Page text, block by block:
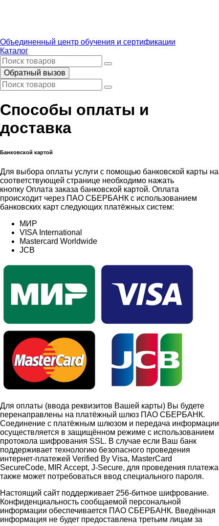
Объединенный центр обучения и сертификации
Каталог
Обратный вызов
Способы оплаты и
доставка
Банковской картой
Для выбора оплаты услуги с помощью банковской карты на
соответствующей странице необходимо нажать
кнопку Оплата заказа банковской картой. Оплата
происходит через ПАО СБЕРБАНК с использованием
банковских карт следующих платёжных систем:
МИР
VISA International
Mastercard Worldwide
JCB
Для оплаты (ввода реквизитов Вашей карты) Вы будете
перенаправлены на платёжный шлюз ПАО СБЕРБАНК.
Соединение с платёжным шлюзом и передача информации
осуществляется в защищённом режиме с использованием
протокола шифрования SSL. В случае если Ваш банк
поддерживает технологию безопасного проведения
интернет-платежей Verified By Visa, MasterCard
SecureCode, MIR Accept, J-Secure, для проведения платежа
также может потребоваться ввод специального пароля.
Настоящий сайт поддерживает 256-битное шифрование.
Конфиденциальность сообщаемой персональной
информации обеспечивается ПАО СБЕРБАНК. Введённая
информация не будет предоставлена третьим лицам за